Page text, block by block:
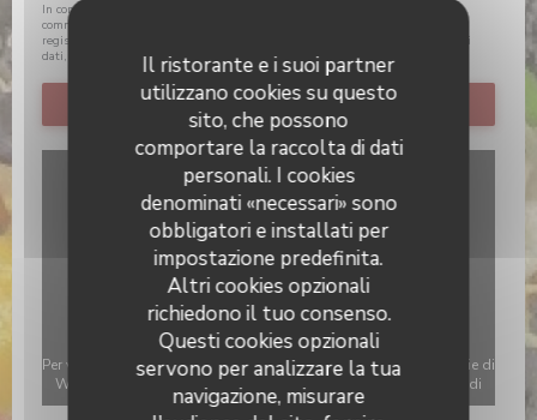
Il ristorante e i suoi partner
utilizzano cookies su questo
sito, che possono
comportare la raccolta di dati
personali. I cookies
denominati «necessari» sono
obbligatori e installati per
impostazione predefinita.
Altri cookies opzionali
richiedono il tuo consenso.
Questi cookies opzionali
servono per analizzare la tua
navigazione, misurare
In conformità al Codice del Consumo, hai il diritto di opporti alle chiamate
commerciali iscrivendoti al Registro Pubblico delle Opposizioni:
registrodelleopposizioni.it
. Per maggiori informazioni sul trattamento dei tuoi
dati, consulta la nostra informativa sulla privacy
Per visualizzare la mappa interattiva Waze, devi accettare i cookie di
Waze Map (Google). Questi cookie possono raccogliere dati di
navigazione e localizzazione.
Consenti